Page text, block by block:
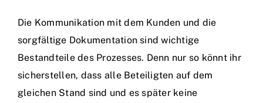
Die Kommunikation mit dem Kunden und die
sorgfältige Dokumentation sind wichtige
Bestandteile des Prozesses. Denn nur so könnt ihr
sicherstellen, dass alle Beteiligten auf dem
gleichen Stand sind und es später keine